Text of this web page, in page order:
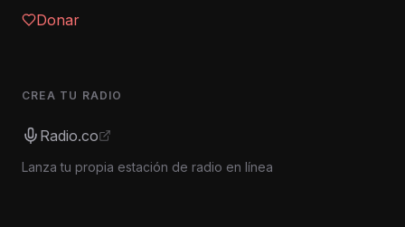
Donar
CREA TU RADIO
Radio.co
Lanza tu propia estación de radio en línea